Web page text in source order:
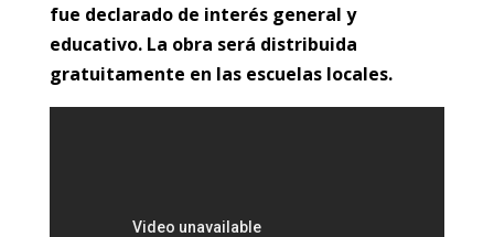
fue declarado de interés general y
educativo. La obra será distribuida
gratuitamente en las escuelas locales.